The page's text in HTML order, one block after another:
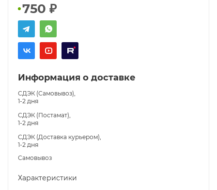
750 ₽
Информация о доставке
СДЭК (Самовывоз),
1-2 дня
СДЭК (Постамат),
1-2 дня
СДЭК (Доставка курьером),
1-2 дня
Самовывоз
Характеристики